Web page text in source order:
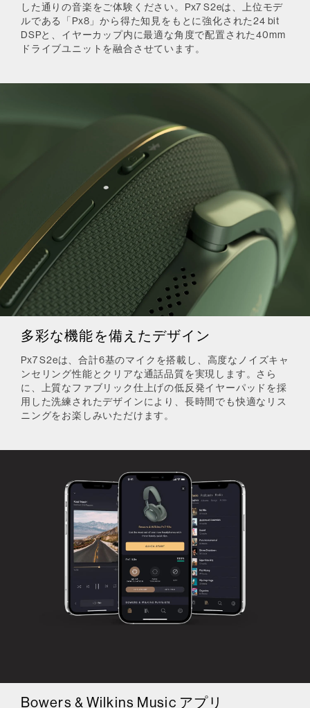
した通りの音楽をご体験ください。Px7 S2eは、上位モデ
ルである「Px8」から得た知見をもとに強化された24 bit
DSPと、イヤーカップ内に最適な角度で配置された40mm
ドライブユニットを融合させています。
多彩な機能を備えたデザイン
Px7 S2eは、合計6基のマイクを搭載し、高度なノイズキャ
ンセリング性能とクリアな通話品質を実現します。さら
に、上質なファブリック仕上げの低反発イヤーパッドを採
用した洗練されたデザインにより、長時間でも快適なリス
ニングをお楽しみいただけます。
Bowers & Wilkins Music アプリ